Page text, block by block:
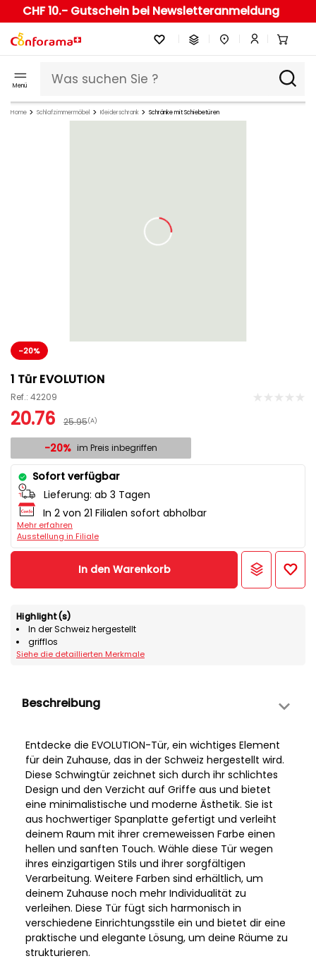
CHF 10.- Gutschein bei Newsletteranmeldung
Menü
Home Schlafzimmermöbel Kleiderschrank Schränke mit Schiebetüren
-20%
1 Tür EVOLUTION
Ref.: 42209
20.76 25.95(A)
-20% im Preis inbegriffen
Sofort verfügbar
Lieferung: ab 3 Tagen
In 2 von 21 Filialen sofort abholbar
Mehr erfahren
Ausstellung in Filiale
In den Warenkorb
Highlight(s)
In der Schweiz hergestellt
grifflos
Siehe die detaillierten Merkmale
Beschreibung
Entdecke die EVOLUTION-Tür, ein wichtiges Element
für dein Zuhause, das in der Schweiz hergestellt wird.
Diese Schwingtür zeichnet sich durch ihr schlichtes
Design und den Verzicht auf Griffe aus und bietet
eine minimalistische und moderne Ästhetik. Sie ist
aus hochwertiger Spanplatte gefertigt und verleiht
deinem Raum mit ihrer cremeweissen Farbe einen
hellen und sanften Touch. Wähle diese Tür wegen
ihres einzigartigen Stils und ihrer sorgfältigen
Verarbeitung. Weitere Farben sind erhältlich, um
deinem Zuhause noch mehr Individualität zu
verleihen. Diese Tür fügt sich harmonisch in
verschiedene Einrichtungsstile ein und bietet dir eine
praktische und elegante Lösung, um deine Räume zu
strukturieren.